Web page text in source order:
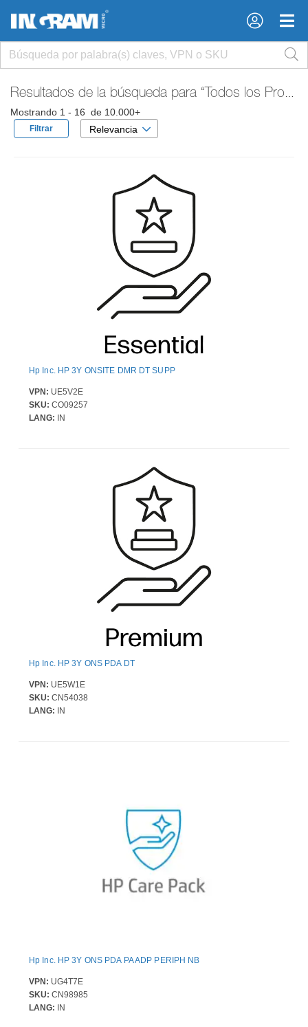
×
×
Resultados de la búsqueda para “Todos los Productos”
Mostrando 1 - 16 de 10.000+
Filtrar Relevancia
Hp Inc. HP 3Y ONSITE DMR DT SUPP
VPN: UE5V2E
SKU: CO09257
LANG: IN
Hp Inc. HP 3Y ONS PDA DT
VPN: UE5W1E
SKU: CN54038
LANG: IN
Hp Inc. HP 3Y ONS PDA PA ADP PERIPH NB
VPN: UG4T7E
SKU: CN98985
LANG: IN